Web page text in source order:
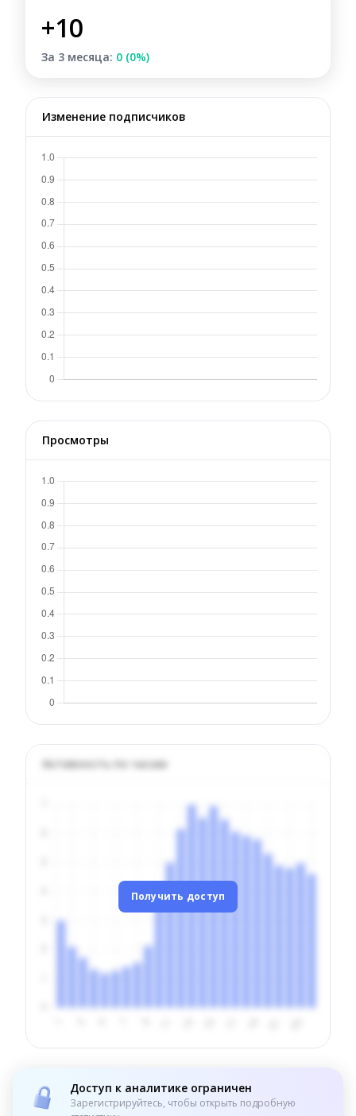
+10
За 3 месяца: 0 (0%)
Изменение подписчиков
Просмотры
Активность по часам
Получить доступ
Доступ к аналитике ограничен
Зарегистрируйтесь, чтобы открыть подробную